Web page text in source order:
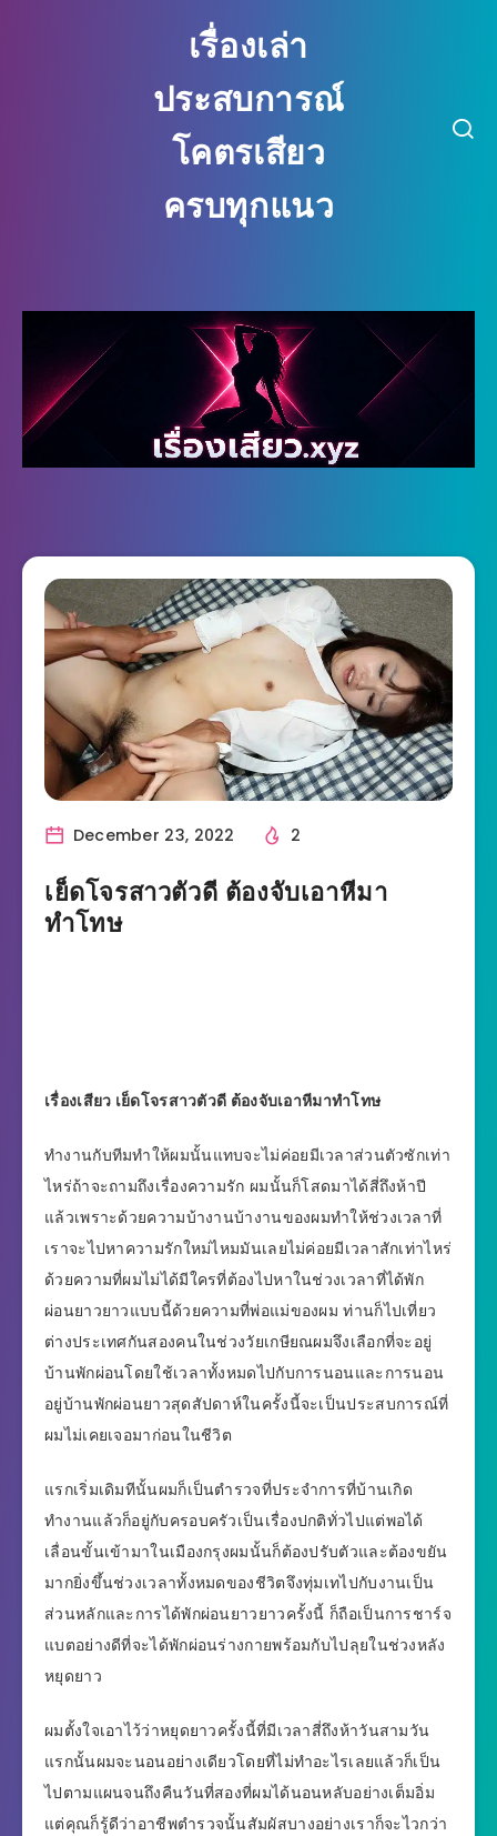
เรื่องเล่า
ประสบการณ์
โคตรเสียว
ครบทุกแนว
December 23, 2022 2
เย็ดโจรสาวตัวดี ต้องจับเอาหีมา
ทำโทษ
เรื่องเสียว เย็ดโจรสาวตัวดี ต้องจับเอาหีมาทำโทษ
ทำงานกับทีมทำให้ผมนั้นแทบจะไม่ค่อยมีเวลาส่วนตัวซักเท่า
ไหร่ถ้าจะถามถึงเรื่องความรัก ผมนั้นก็โสดมาได้สี่ถึงห้าปี
แล้วเพราะด้วยความบ้างานบ้างานของผมทำให้ช่วงเวลาที่
เราจะไปหาความรักใหม่ไหมมันเลยไม่ค่อยมีเวลาสักเท่าไหร่
ด้วยความที่ผมไม่ได้มีใครที่ต้องไปหาในช่วงเวลาที่ได้พัก
ผ่อนยาวยาวแบบนี้ด้วยความที่พ่อแม่ของผม ท่านก็ไปเที่ยว
ต่างประเทศกันสองคนในช่วงวัยเกษียณผมจึงเลือกที่จะอยู่
บ้านพักผ่อนโดยใช้เวลาทั้งหมดไปกับการนอนและการนอน
อยู่บ้านพักผ่อนยาวสุดสัปดาห์ในครั้งนี้จะเป็นประสบการณ์ที่
ผมไม่เคยเจอมาก่อนในชีวิต
แรกเริ่มเดิมทีนั้นผมก็เป็นตำรวจที่ประจำการที่บ้านเกิด
ทำงานแล้วก็อยู่กับครอบครัวเป็นเรื่องปกติทั่วไปแต่พอได้
เลื่อนขั้นเข้ามาในเมืองกรุงผมนั้นก็ต้องปรับตัวและต้องขยัน
มากยิ่งขึ้นช่วงเวลาทั้งหมดของชีวิตจึงทุ่มเทไปกับงานเป็น
ส่วนหลักและการได้พักผ่อนยาวยาวครั้งนี้ ก็ถือเป็นการชาร์จ
แบตอย่างดีที่จะได้พักผ่อนร่างกายพร้อมกับไปลุยในช่วงหลัง
หยุดยาว
ผมตั้งใจเอาไว้ว่าหยุดยาวครั้งนี้ที่มีเวลาสี่ถึงห้าวันสามวัน
แรกนั้นผมจะนอนอย่างเดียวโดยที่ไม่ทำอะไรเลยแล้วก็เป็น
ไปตามแผนจนถึงคืนวันที่สองที่ผมได้นอนหลับอย่างเต็มอิ่ม
แต่คุณก็รู้ดีว่าอาชีพตำรวจนั้นสัมผัสบางอย่างเราก็จะไวกว่า